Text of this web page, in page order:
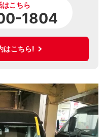
はこちら
1804
はこちら!